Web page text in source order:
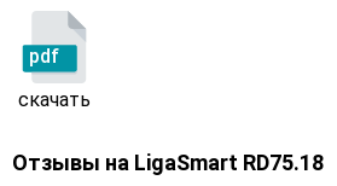
pdf
скачать
Отзывы на LigaSmart RD75.18